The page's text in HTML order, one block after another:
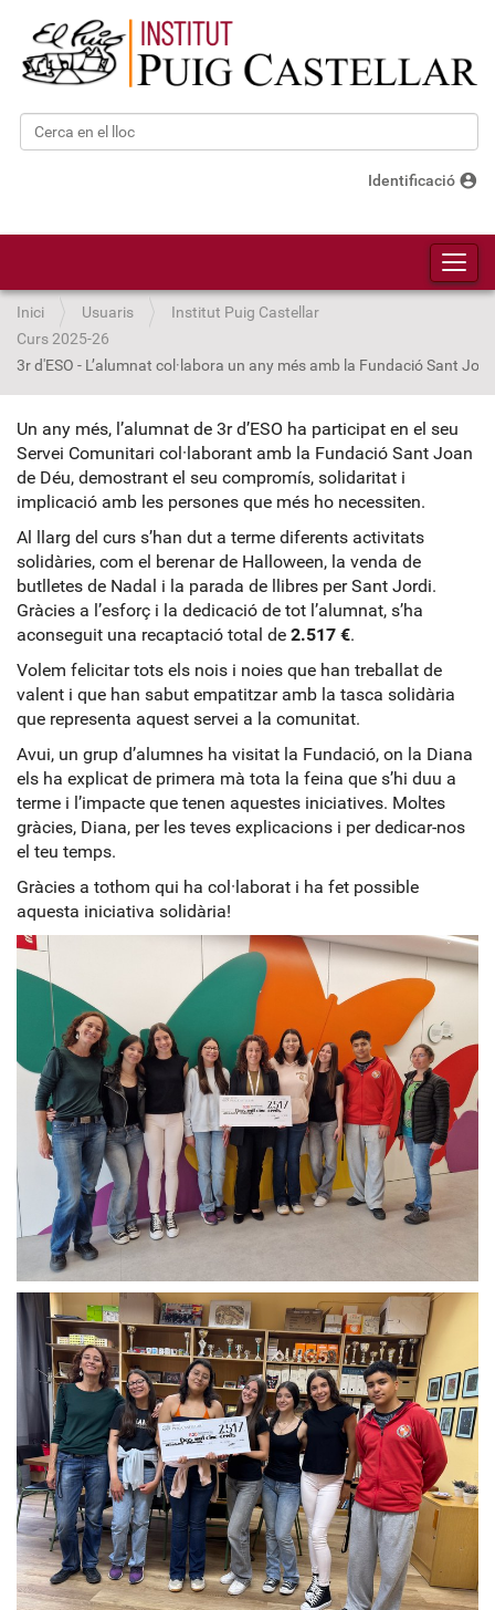
Cerca
Identificació account_circle
Inici Usuaris
Institut Puig Castellar
Curs 2025-26
3r d'ESO - L’alumnat col·labora un any més amb la Fundació Sant
Un any més, l’alumnat de 3r d’ESO ha participat en el seu
Servei Comunitari col·laborant amb la Fundació Sant Joan
de Déu, demostrant el seu compromís, solidaritat i
implicació amb les persones que més ho necessiten.
Al llarg del curs s’han dut a terme diferents activitats
solidàries, com el berenar de Halloween, la venda de
butlletes de Nadal i la parada de llibres per Sant Jordi.
Gràcies a l’esforç i la dedicació de tot l’alumnat, s’ha
aconseguit una recaptació total de 2.517 €.
Volem felicitar tots els nois i noies que han treballat de
valent i que han sabut empatitzar amb la tasca solidària
que representa aquest servei a la comunitat.
Avui, un grup d’alumnes ha visitat la Fundació, on la Diana
els ha explicat de primera mà tota la feina que s’hi duu a
terme i l’impacte que tenen aquestes iniciatives. Moltes
gràcies, Diana, per les teves explicacions i per dedicar-nos
el teu temps.
Gràcies a tothom qui ha col·laborat i ha fet possible
aquesta iniciativa solidària!